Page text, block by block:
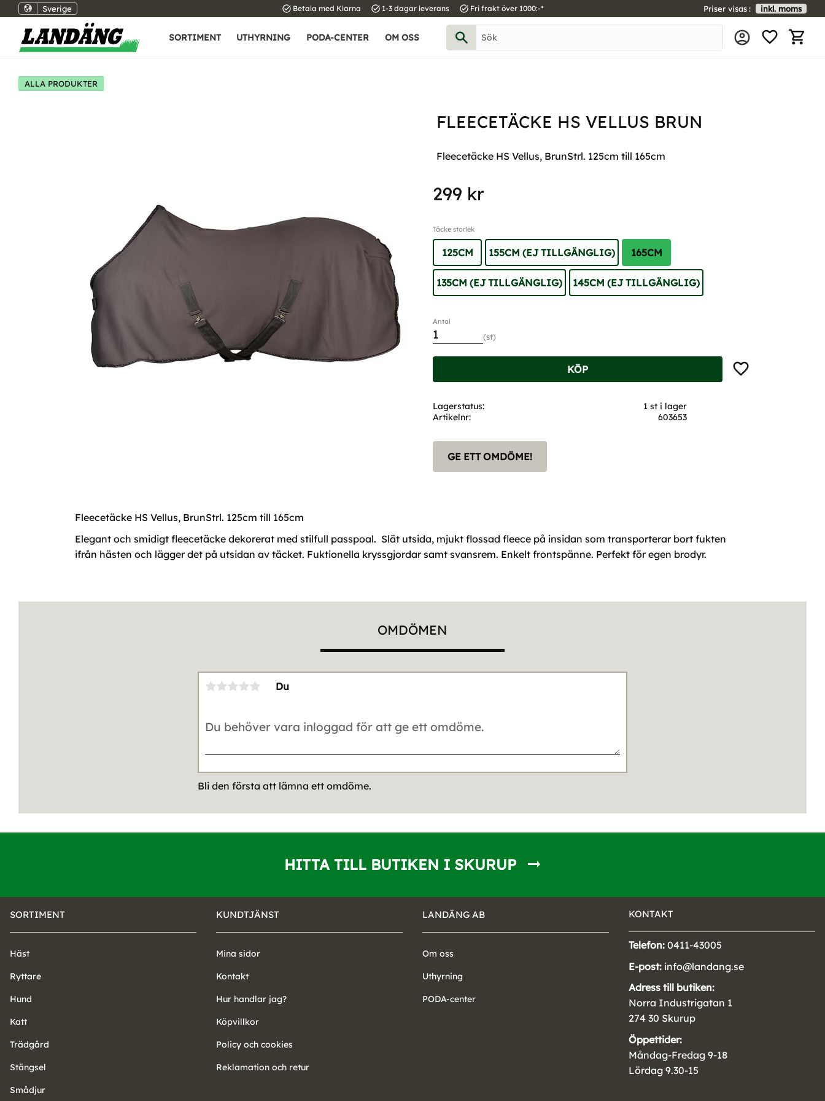
Sverige task_alt Betala med Klarna task_alt 1-3 dagar leverans task_alt Fri frakt över 1000:-* Priser visas inkl. moms
SORTIMENT UTHYRNING PODA-CENTER OM OSS
ALLA PRODUKTER
FLEECETÄCKE HS VELLUS BRUN
Fleecetäcke HS Vellus, BrunStrl. 125cm till 165cm
299 kr
Täcke storlek
125CM 155CM (EJ TILLGÄNGLIG) 165CM
135CM (EJ TILLGÄNGLIG) 145CM (EJ TILLGÄNGLIG)
Antal
st
KÖP Lägg till i favoriter
Lagerstatus
1 st i lager
Artikelnr
603653
GE ETT OMDÖME!
Fleecetäcke HS Vellus, BrunStrl. 125cm till 165cm
Elegant och smidigt fleecetäcke dekorerat med stilfull passpoal. Slät utsida, mjukt flossad fleece på insidan som transporterar bort fukten
ifrån hästen och lägger det på utsidan av täcket. Fuktionella kryssgjordar samt svansrem. Enkelt frontspänne. Perfekt för egen brodyr.
OMDÖMEN
Du
Bli den första att lämna ett omdöme.
HITTA TILL BUTIKEN I SKURUP
SORTIMENT
Häst
Ryttare
Hund
Katt
Trädgård
Stängsel
Smådjur
KUNDTJÄNST
Mina sidor
Kontakt
Hur handlar jag?
Köpvillkor
Policy och cookies
Reklamation och retur
LANDÄNG AB
Om oss
Uthyrning
PODA-center
KONTAKT
Telefon: 0411-43005
E-post: info@landang.se
Adress till butiken:
Norra Industrigatan 1
274 30 Skurup
Öppettider:
Måndag-Fredag 9-18
Lördag 9.30-15